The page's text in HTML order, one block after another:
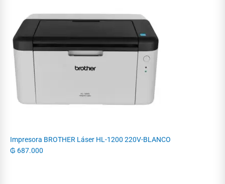
Impresora BROTHER Láser HL-1200 220V-BLANCO
₲ 687.000